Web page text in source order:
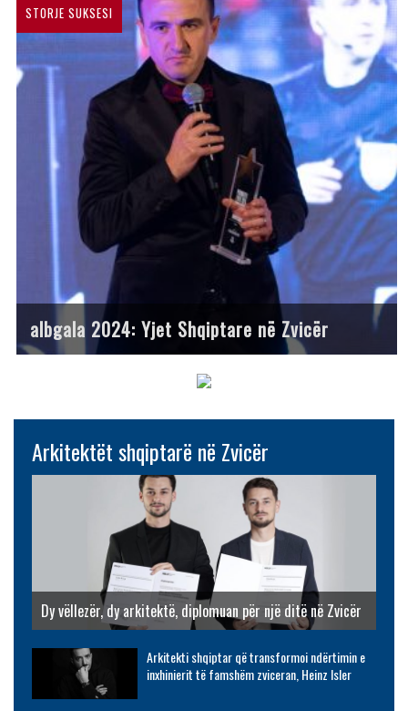
STORJE SUKSESI
albgala 2024: Yjet Shqiptare në Zvicër
Arkitektët shqiptarë në Zvicër
Dy vëllezër, dy arkitektë, diplomuan për një ditë në Zvicër
Arkitekti shqiptar që transformoi ndërtimin e
inxhinierit të famshëm zviceran, Heinz Isler